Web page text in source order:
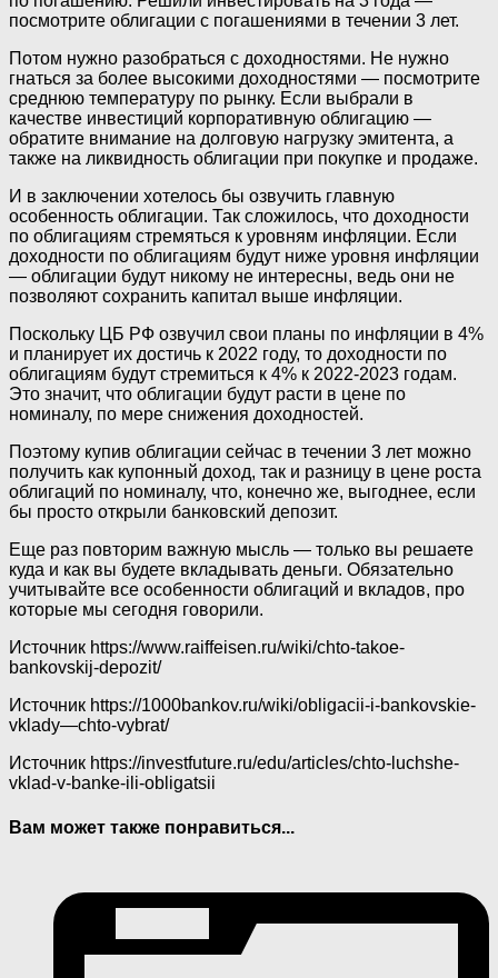
посмотрите облигации с погашениями в течении 3 лет.
Потом нужно разобраться с доходностями. Не нужно
гнаться за более высокими доходностями —‌ посмотрите
среднюю температуру по рынку. Если выбрали в
качестве инвестиций корпоративную облигацию —‌
обратите внимание на долговую нагрузку эмитента, а
также на ликвидность облигации при покупке и продаже.
И в заключении хотелось бы озвучить главную
особенность облигации. Так сложилось, что доходности
по облигациям стремяться к уровням инфляции. Если
доходности по облигациям будут ниже уровня инфляции
—‌ облигации будут никому не интересны, ведь они не
позволяют сохранить капитал выше инфляции.
Поскольку ЦБ РФ озвучил свои планы по инфляции в 4%
и планирует их достичь к 2022 году, то доходности по
облигациям будут стремиться к 4% к 2022-2023 годам.
Это значит, что облигации будут расти в цене по
номиналу, по мере снижения доходностей.
Поэтому купив облигации сейчас в течении 3 лет можно
получить как купонный доход, так и разницу в цене роста
облигаций по номиналу, что, конечно же, выгоднее, если
бы просто открыли банковский депозит.
Еще раз повторим важную мысль —‌ только вы решаете
куда и как вы будете вкладывать деньги. Обязательно
учитывайте все особенности облигаций и вкладов, про
которые мы сегодня говорили.
Источник https://www.raiffeisen.ru/wiki/chto-takoe-
bankovskij-depozit/
Источник https://1000bankov.ru/wiki/obligacii-i-bankovskie-
vklady—chto-vybrat/
Источник https://investfuture.ru/edu/articles/chto-luchshe-
vklad-v-banke-ili-obligatsii
Вам может также понравиться...